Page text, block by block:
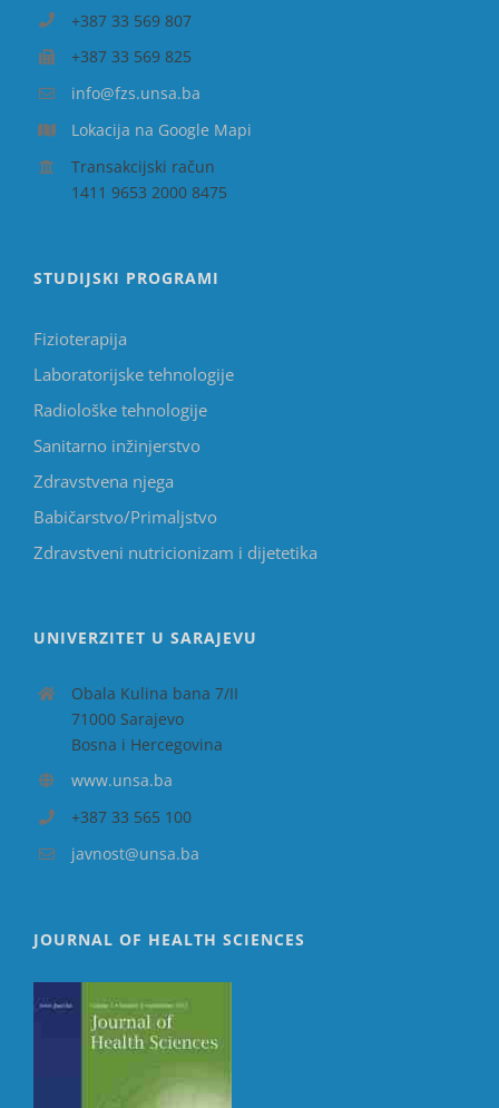
+387 33 569 807
+387 33 569 825
info@fzs.unsa.ba
Lokacija na Google Mapi
Transakcijski račun
1411 9653 2000 8475
STUDIJSKI PROGRAMI
Fizioterapija
Laboratorijske tehnologije
Radiološke tehnologije
Sanitarno inžinjerstvo
Zdravstvena njega
Babičarstvo/Primaljstvo
Zdravstveni nutricionizam i dijetetika
UNIVERZITET U SARAJEVU
Obala Kulina bana 7/II
71000 Sarajevo
Bosna i Hercegovina
www.unsa.ba
+387 33 565 100
javnost@unsa.ba
JOURNAL OF HEALTH SCIENCES